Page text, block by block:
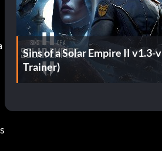
Sins of a Solar Empire II v1.3-
Trainer)